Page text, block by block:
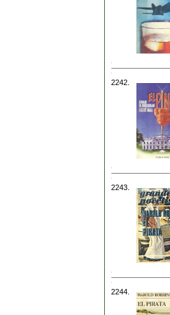
2242.
2243.
2244.